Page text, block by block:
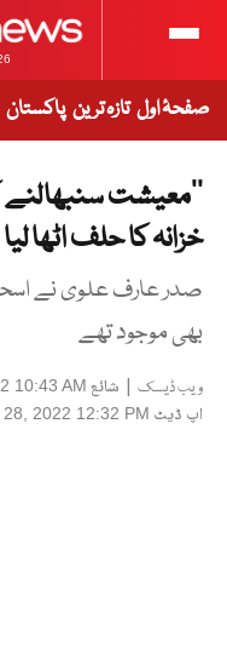
صفحۂ اول تازہ ترین پاکستان
’’معیشت سنبھالنے
خزانہ کا حلف اٹھا لیا
صدر عارف علوی نے
بھی موجود تھے
ویب ڈیسک | شائع 10:43 AM
اپ ڈیٹ 2022 12:32 PM